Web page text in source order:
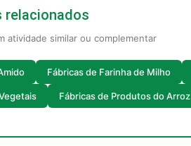
relacionados
atividade similar ou complementar
Fábricas de Farinha de Milho
Fábricas de Produtos do Arroz